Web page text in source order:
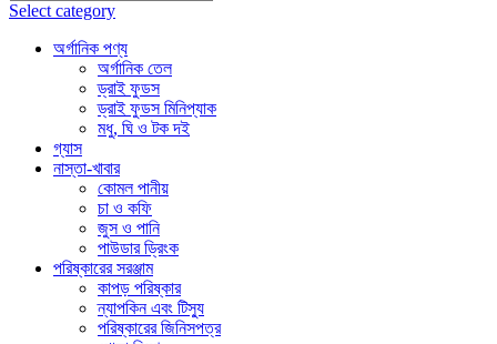
Select category
অর্গানিক পণ্য
অর্গানিক তেল
ড্রাই ফুডস
ড্রাই ফুডস মিনিপ্যাক
মধু, ঘি ও টক দই
গ্যাস
নাস্তা-খাবার
কোমল পানীয়
চা ও কফি
জুস ও পানি
পাউডার ড্রিংক
পরিষ্কারের সরঞ্জাম
কাপড় পরিষ্কার
ন্যাপকিন এবং টিস্যু
পরিষ্কারের জিনিসপত্র